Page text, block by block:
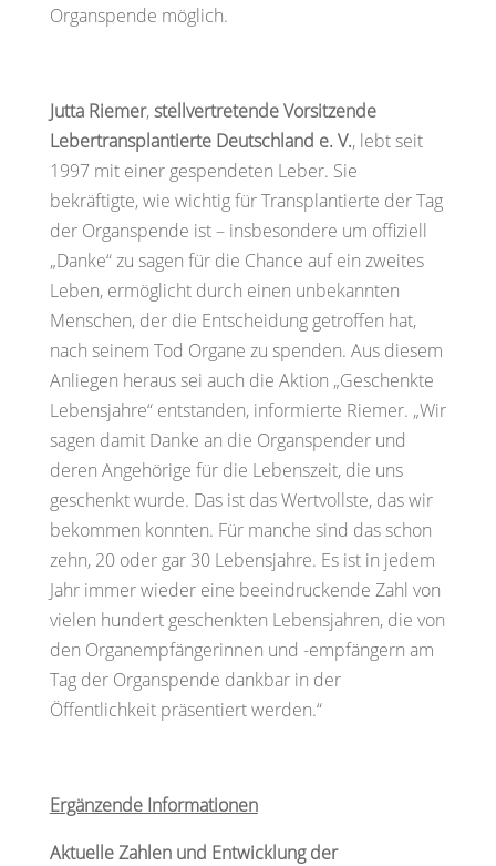
Organspende möglich.
Jutta Riemer,stellvertretende Vorsitzende
Lebertransplantierte Deutschland e. V., lebt seit
1997 mit einer gespendeten Leber. Sie
bekräftigte, wie wichtig für Transplantierte der Tag
der Organspende ist – insbesondere um offiziell
„Danke“ zu sagen für die Chance auf ein zweites
Leben, ermöglicht durch einen unbekannten
Menschen, der die Entscheidung getroffen hat,
nach seinem Tod Organe zu spenden. Aus diesem
Anliegen heraus sei auch die Aktion „Geschenkte
Lebensjahre“ entstanden, informierte Riemer. „Wir
sagen damit Danke an die Organspender und
deren Angehörige für die Lebenszeit, die uns
geschenkt wurde. Das ist das Wertvollste, das wir
bekommen konnten. Für manche sind das schon
zehn, 20 oder gar 30 Lebensjahre. Es ist in jedem
Jahr immer wieder eine beeindruckende Zahl von
vielen hundert geschenkten Lebensjahren, die von
den Organempfängerinnen und -empfängern am
Tag der Organspende dankbar in der
Öffentlichkeit präsentiert werden.“
Ergänzende Informationen
Aktuelle Zahlen und Entwicklung der